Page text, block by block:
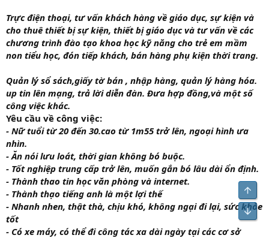
Trực điện thoại, tư vấn khách hàng về giáo dục, sự kiện và
cho thuê thiết bị sự kiện, thiết bị giáo dục và tư vấn về các
chương trình đào tạo khoa học kỹ năng cho trẻ em mầm
non tiểu học, đón tiếp khách, bán hàng phụ kiện thời trang.
Quản lý sổ sách,giấy tờ bán , nhập hàng, quản lý hàng hóa.
up tin lên mạng, trả lời diễn đàn. Đưa hợp đồng,và một số
công việc khác.
Yêu cầu về công việc:
- Nữ tuổi từ 20 đến 30.cao từ 1m55 trở lên, ngoại hình ưa
nhìn.
- Ăn nói lưu loát, thời gian không bó buộc.
- Tốt nghiệp trung cấp trở lên, muốn gắn bó lâu dài ổn định.
- Thành thao tin học văn phòng và internet.
- Thành thạo tiếng anh là một lợi thế
- Nhanh nhen, thật thà, chịu khó, không ngại đi lại, sức khỏe
tốt
- Có xe máy, có thể đi công tác xa dài ngày tại các cơ sở